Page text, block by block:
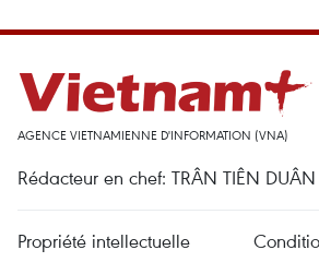
AGENCE VIETNAMIENNE D'INFORMATION (VNA)
Rédacteur en chef: TRÂN TIÊN DUÂN
Propriété intellectuelle